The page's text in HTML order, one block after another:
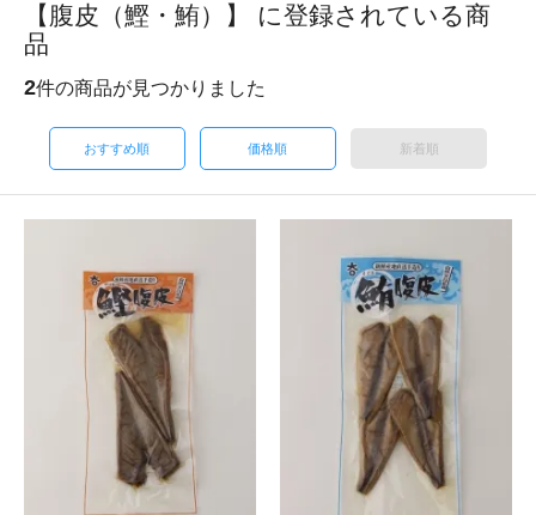
【腹皮（鰹・鮪）】 に登録されている商
品
2件の商品が見つかりました
おすすめ順 価格順 新着順